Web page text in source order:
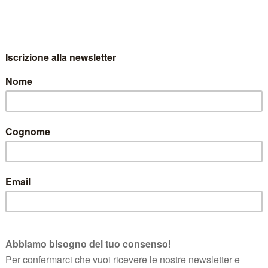
in regalo una Gift Card per una visita